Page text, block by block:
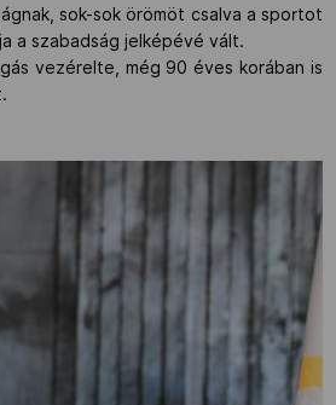
sok-sok örömöt csalva a sportot
a szabadság jelképévé vált.
vezérelte, még 90 éves korában is